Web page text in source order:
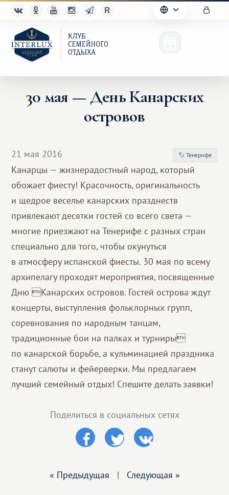
Партнерам
Благотворительность
30 мая — День Канарских
островов
21 мая 2016 Тенерифе
Канарцы — жизнерадостный народ, который
обожает фиесту! Красочность, оригинальность
и щедрое веселье канарских празднеств
привлекают десятки гостей со всего света —
многие приезжают на Тенерифе с разных стран
специально для того, чтобы окунуться
в атмосферу испанской фиесты. 30 мая по всему
архипелагу проходят мероприятия, посвященные
Дню Канарских островов. Гостей острова ждут
концерты, выступления фольклорных групп,
соревнования по народным танцам,
традиционные бои на палках и турниры
по канарской борьбе, а кульминацией праздника
станут салюты и фейерверки. Мы предлагаем
лучший семейный отдых! Спешите делать заявки!
Поделиться в социальных сетях
« Предыдущая | Следующая »